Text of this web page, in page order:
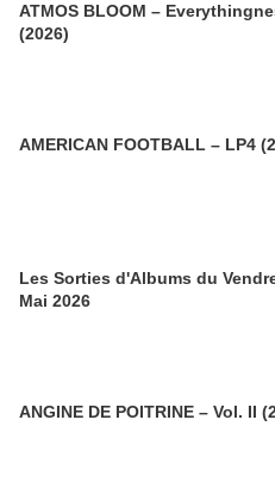
ATMOS BLOOM –
(2026)
AMERICAN FOOTBALL – LP4
Les Sorties d'Albums du
Mai 2026
ANGINE DE POITRINE – Vol. II